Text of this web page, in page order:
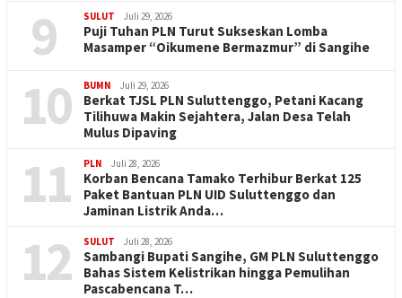
9 SULUT Juli 29, 2026
Puji Tuhan PLN Turut Sukseskan Lomba
Masamper “Oikumene Bermazmur” di Sangihe
10 BUMN Juli 29, 2026
Berkat TJSL PLN Suluttenggo, Petani Kacang
Tilihuwa Makin Sejahtera, Jalan Desa Telah
Mulus Dipaving
11 PLN Juli 28, 2026
Korban Bencana Tamako Terhibur Berkat 125
Paket Bantuan PLN UID Suluttenggo dan
Jaminan Listrik Anda…
12 SULUT Juli 28, 2026
Sambangi Bupati Sangihe, GM PLN Suluttenggo
Bahas Sistem Kelistrikan hingga Pemulihan
Pascabencana T…